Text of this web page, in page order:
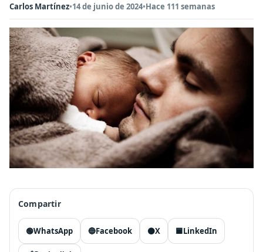
Carlos Martínez•14 de junio de 2024•Hace 111 semanas
Compartir
🟢WhatsApp 🔵Facebook ⚫X 🟦LinkedIn